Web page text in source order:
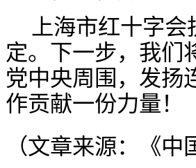
上海市红十字
定。下一步，我们
党中央周围，发扬
作贡献一份力量！
（文章来源：《